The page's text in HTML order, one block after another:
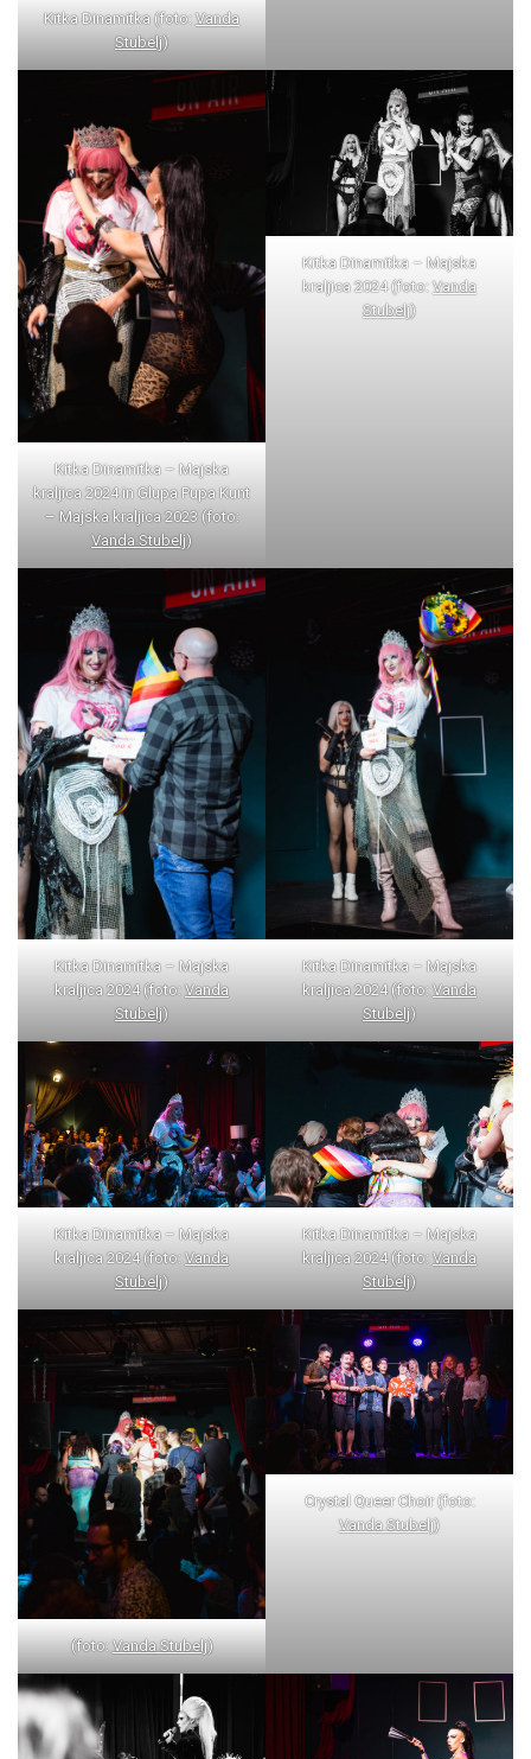
Kitka Dinamitka (foto: Vanda
Stubelj)
Kitka Dinamitka – Majska
kraljica 2024 in Glupa Pupa Kunt
– Majska kraljica 2023 (foto:
Vanda Stubelj)
Kitka Dinamitka – Majska
kraljica 2024 (foto: Vanda
Stubelj)
Kitka Dinamitka – Majska
kraljica 2024 (foto: Vanda
Stubelj)
Kitka Dinamitka – Majska
kraljica 2024 (foto: Vanda
Stubelj)
Kitka Dinamitka – Majska
kraljica 2024 (foto: Vanda
Stubelj)
Kitka Dinamitka – Majska
kraljica 2024 (foto: Vanda
Stubelj)
(foto:Vanda Stubelj)
Crystal Queer Choir (foto:
Vanda Stubelj)